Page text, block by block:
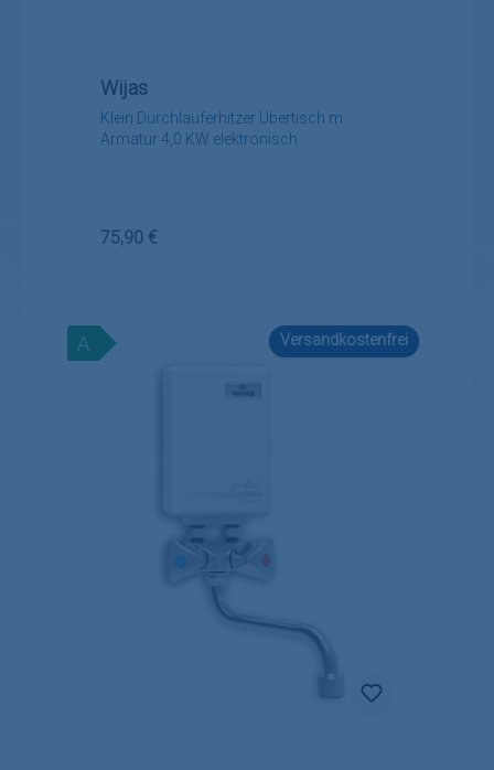
Klein Durchlauferhitzer Übertisch m.
Armatur 4,0 KW elektronisch
Wijas
Regulärer Preis:
75,90 €
Versandkostenfrei
A